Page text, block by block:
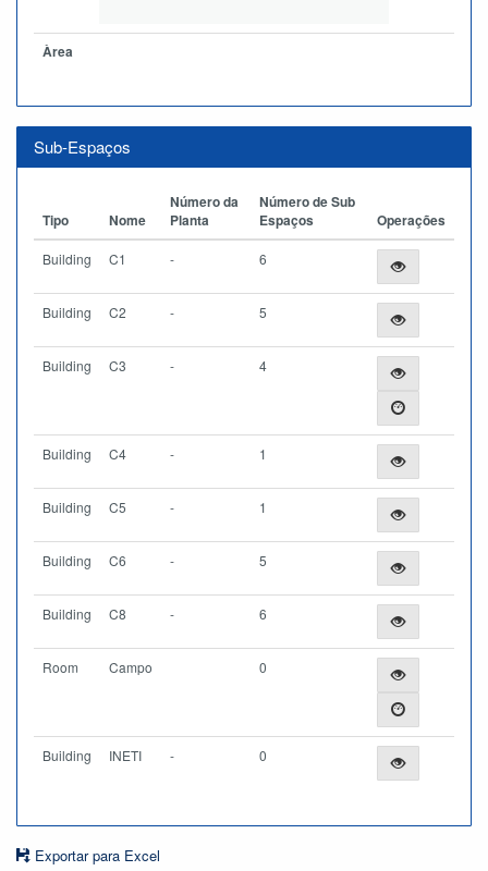
Àrea
Sub-Espaços
Tipo Nome
Número da
Planta
Número de Sub
Espaços
Operações
Building C1 - 6
Building C2 - 5
Building C3 - 4
Building C4 - 1
Building C5 - 1
Building C6 - 5
Building C8 - 6
Room Campo 0
Building INETI - 0
Exportar para Excel